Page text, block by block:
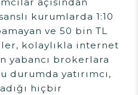
kurumlarda 1:10
ve 50 bin TL
kolaylıkla internet
yabancı brokerlara
yatırımcı,
hiçbir